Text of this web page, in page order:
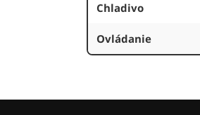
Chladivo
Ovládanie